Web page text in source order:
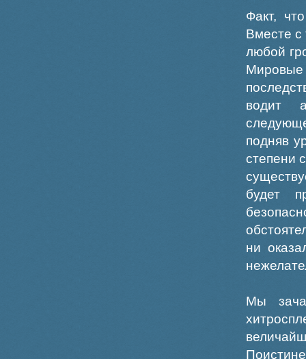
Факт,
Вместе с
любой
водит
подняв
степени
будет
ни
Мы